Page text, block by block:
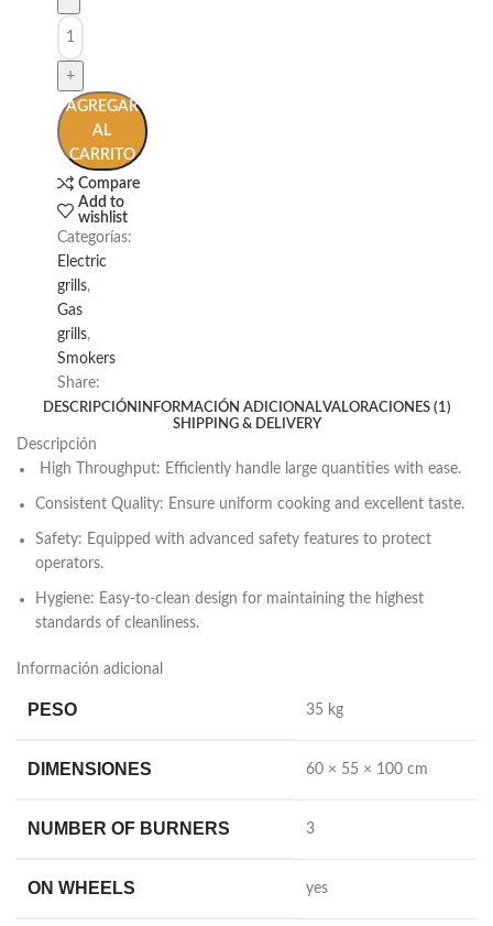
AGREGAR
AL
CARRITO
Compare
Add to
wishlist
Categorías:
Electric
grills,
Gas
grills,
Smokers
Share:
DESCRIPCIÓN INFORMACIÓN ADICIONALVALORACIONES (1)
SHIPPING & DELIVERY
Descripción
High Throughput: Efficiently handle large quantities with ease.
Consistent Quality: Ensure uniform cooking and excellent taste.
Safety: Equipped with advanced safety features to protect
operators.
Hygiene: Easy-to-clean design for maintaining the highest
standards of cleanliness.
Información adicional
PESO 35 kg
DIMENSIONES 60 × 55 × 100 cm
NUMBER OF BURNERS 3
ON WHEELS yes